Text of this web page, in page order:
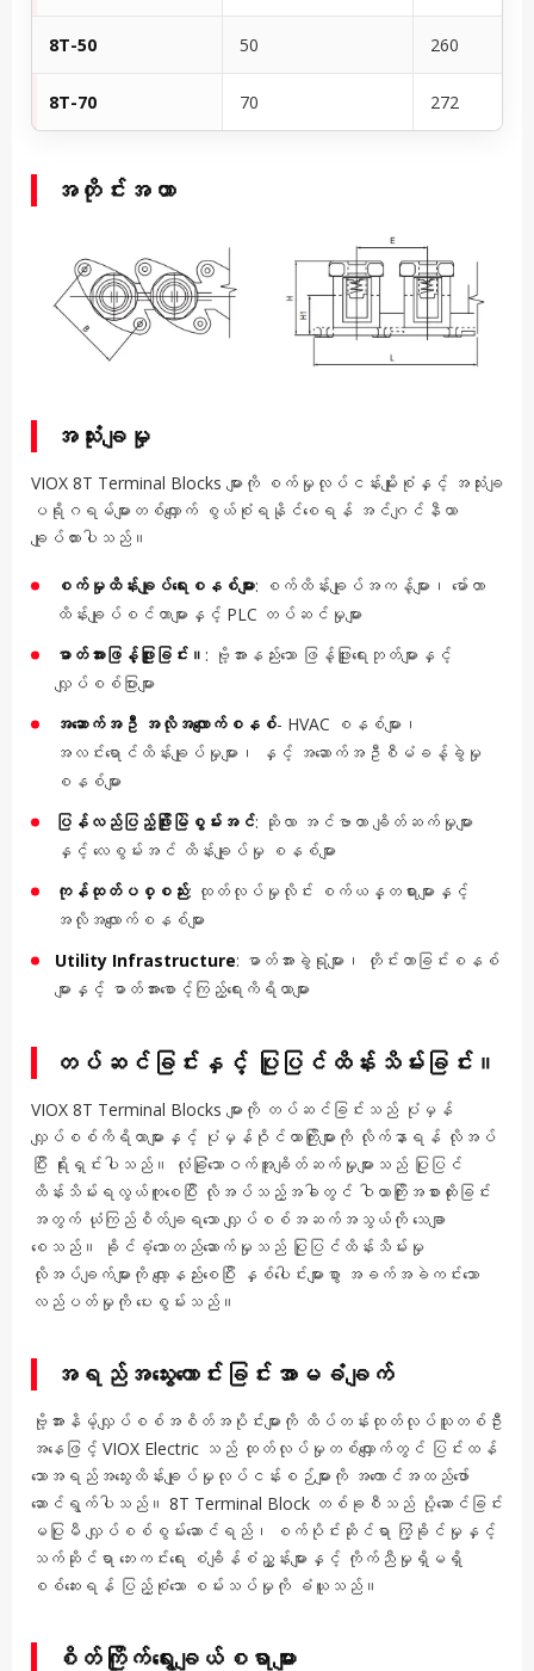
8T-50 50 260
8T-70 70 272
အတိုင်းအတာ
အသုံးချမှု
VIOX 8T Terminal Blocks များကို စက်မှုလုပ်ငန်းမျိုးစုံနှင့် အသုံးချ
ပရိုဂရမ်များတစ်လျှောက် စွယ်စုံရနိုင်စေရန် အင်ဂျင်နီယာ
ချုပ်ထားပါသည်။
စက်မှုထိန်းချုပ်ရေးစနစ်များ: စက်ထိန်းချုပ်အကန့်များ၊ မော်တာ
ထိန်းချုပ်စင်တာများနှင့် PLC တပ်ဆင်မှုများ
ဓာတ်အားဖြန့်ဖြူးခြင်း။ : ဗို့အားနည်းသော ဖြန့်ဖြူးရေးဘုတ်များနှင့်
လျှပ်စစ်ပြားများ
အဆောက်အဦ အလိုအလျောက်စနစ်- HVAC စနစ်များ၊
အလင်းရောင်ထိန်းချုပ်မှုများ၊ နှင့် အဆောက်အဦစီမံခန့်ခွဲမှု
စနစ်များ
ပြန်လည်ပြည့်ဖြိုးမြဲစွမ်းအင်: ဆိုလာ အင်ဗာတာ ချိတ်ဆက်မှုများ
နှင့် လေစွမ်းအင် ထိန်းချုပ်မှု စနစ်များ
ကုန်ထုတ်ပစ္စည်း: ထုတ်လုပ်မှုလိုင်း စက်ယန္တရားများနှင့်
အလိုအလျောက်စနစ်များ
Utility Infrastructure: ဓာတ်အားခွဲရုံများ၊ တိုင်းတာခြင်းစနစ်
များနှင့် ဓာတ်အားစောင့်ကြည့်ရေးကိရိယာများ
တပ်ဆင်ခြင်းနှင့် ပြုပြင်ထိန်းသိမ်းခြင်း။
VIOX 8T Terminal Blocks များကို တပ်ဆင်ခြင်းသည် ပုံမှန်
လျှပ်စစ်ကိရိယာများနှင့် ပုံမှန်ဝိုင်ယာကြိုးများကို လိုက်နာရန် လိုအပ်
ပြီး ရိုးရှင်းပါသည်။ လုံခြုံသောဝက်အူချိတ်ဆက်မှုများသည် ပြုပြင်
ထိန်းသိမ်းရလွယ်ကူစေပြီး လိုအပ်သည့်အခါတွင် ဝါယာကြိုးအစားထိုးခြင်း
အတွက် ယုံကြည်စိတ်ချရသော လျှပ်စစ်အဆက်အသွယ်ကို သေချာ
စေသည်။ ခိုင်ခံ့သောတည်ဆောက်မှုသည် ပြုပြင်ထိန်းသိမ်းမှု
လိုအပ်ချက်များကို လျော့နည်းစေပြီး နှစ်ပေါင်းများစွာ အခက်အခဲကင်းသော
လည်ပတ်မှုကို ပေးစွမ်းသည်။
အရည်အသွေးကောင်းခြင်းအာမခံချက်
ဗို့အားနိမ့်လျှပ်စစ်အစိတ်အပိုင်းများကို ထိပ်တန်းထုတ်လုပ်သူတစ်ဦး
အနေဖြင့် VIOX Electric သည် ထုတ်လုပ်မှုတစ်လျှောက်တွင် ပြင်းထန်
သောအရည်အသွေးထိန်းချုပ်မှုလုပ်ငန်းစဉ်များကို အကောင်အထည်ဖော်
ဆောင်ရွက်ပါသည်။ 8T Terminal Block တစ်ခုစီသည် ပို့ဆောင်ခြင်း
မပြုမီ လျှပ်စစ်စွမ်းဆောင်ရည်၊ စက်ပိုင်းဆိုင်ရာ ကြံ့ခိုင်မှုနှင့်
သက်ဆိုင်ရာ ဘေးကင်းရေး စံချိန်စံညွှန်းများနှင့် ကိုက်ညီမှုရှိမရှိ
စစ်ဆေးရန် ပြည့်စုံသော စမ်းသပ်မှုကို ခံယူသည်။
စိတ်ကြိုက်ရွေးချယ်စရာများ